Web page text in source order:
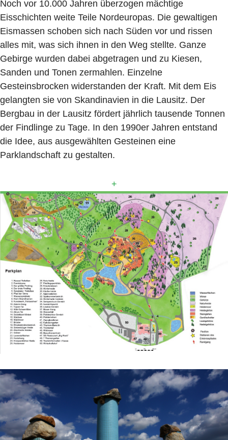
Noch vor 10.000 Jahren überzogen mächtige
Eisschichten weite Teile Nordeuropas. Die gewaltigen
Eismassen schoben sich nach Süden vor und rissen
alles mit, was sich ihnen in den Weg stellte. Ganze
Gebirge wurden dabei abgetragen und zu Kiesen,
Sanden und Tonen zermahlen. Einzelne
Gesteinsbrocken widerstanden der Kraft. Mit dem Eis
gelangten sie von Skandinavien in die Lausitz. Der
Bergbau in der Lausitz fördert jährlich tausende Tonnen
der Findlinge zu Tage. In den 1990er Jahren entstand
die Idee, aus ausgewählten Gesteinen eine
Parklandschaft zu gestalten.
+